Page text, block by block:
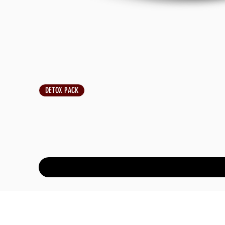
DETOX PACK